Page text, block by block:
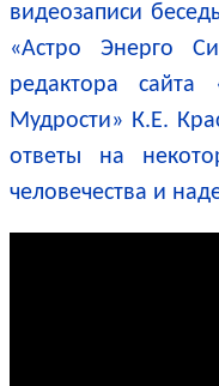
видеозаписи
«Астро Энерго
редактора сайта
Мудрости» К.Е.
ответы на
человечества и